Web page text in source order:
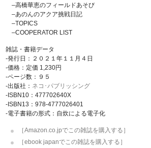
–高橋華恵のフィールドあそび
–あのんのアクア挑戦日記
–TOPICS
–COOPERATOR LIST
雑誌・書籍データ
-発行日：２０２１年１１月４日
-価格：定価 1,230円
-ページ数：９５
-出版社： ネコ･パブリッシング
-ISBN10：477702640X
-ISBN13：978-4777026401
-電子書籍の形式：自炊による電子化
［Amazon.co.jpでこの雑誌を購入する］
［ebook japanでこの雑誌を購入する］